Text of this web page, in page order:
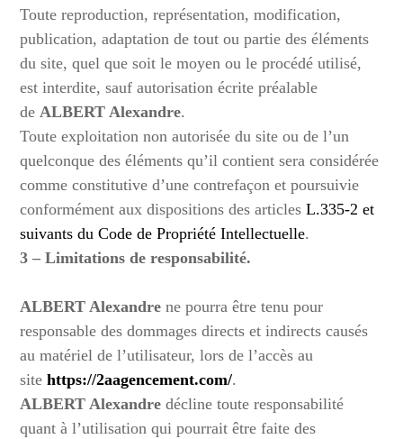
Toute reproduction, représentation, modification,
publication, adaptation de tout ou partie des éléments
du site, quel que soit le moyen ou le procédé utilisé,
est interdite, sauf autorisation écrite préalable
deALBERT Alexandre.
Toute exploitation non autorisée du site ou de l’un
quelconque des éléments qu’il contient sera considérée
comme constitutive d’une contrefaçon et poursuivie
conformément aux dispositions des articlesL.335-2 et
suivants du Code de Propriété Intellectuelle.
3 – Limitations de responsabilité.
ALBERT Alexandre ne pourra être tenu pour
responsable des dommages directs et indirects causés
au matériel de l’utilisateur, lors de l’accès au
sitehttps://2aagencement.com/.
ALBERT Alexandre décline toute responsabilité
quant à l’utilisation qui pourrait être faite des